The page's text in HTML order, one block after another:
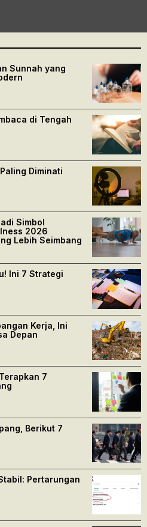
Sunnah yang
di Tengah
Diminati
Simbol
2026
Lebih Seimbang
Ini 7 Strategi
Kerja, Ini
Depan
7
Berikut 7
Pertarungan